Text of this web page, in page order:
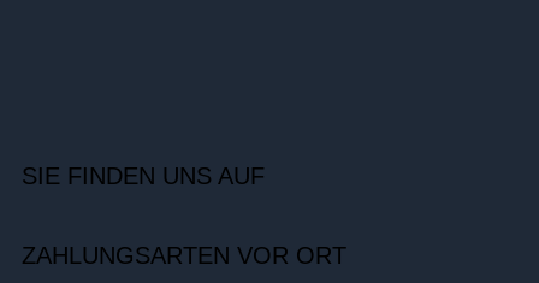
SIE FINDEN UNS AUF
ZAHLUNGSARTEN VOR ORT